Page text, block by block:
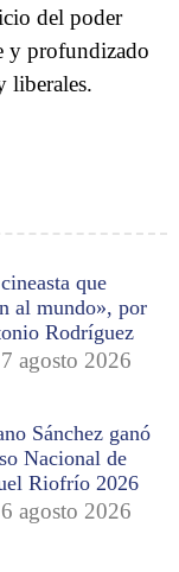
que
al mundo», por
Rodríguez
7 agosto 2026
Sánchez ganó
Nacional de
Riofrío 2026
6 agosto 2026
del poder
y profundizado
liberales.